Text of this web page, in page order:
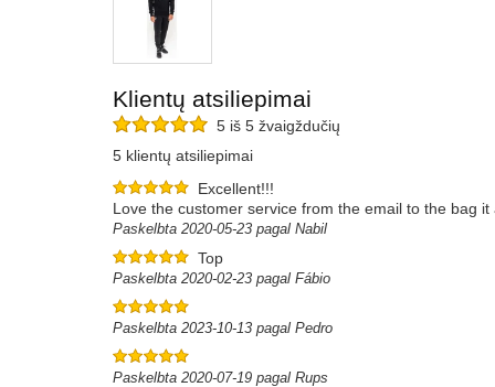
Klientų atsiliepimai
5 iš 5 žvaigždučių
5 klientų atsiliepimai
Excellent!!!
Love the customer service from the email to the bag
Paskelbta 2020-05-23 pagal Nabil
Top
Paskelbta 2020-02-23 pagal Fábio
Paskelbta 2023-10-13 pagal Pedro
Paskelbta 2020-07-19 pagal Rups